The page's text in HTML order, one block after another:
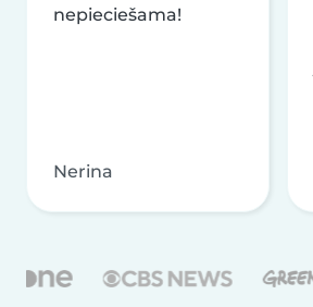
nepieciešama!
Nerina